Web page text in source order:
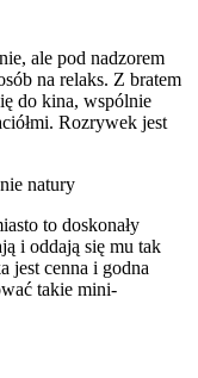
ale pod nadzorem
na relaks. Z bratem
do kina, wspólnie
Rozrywek jest
natury
to doskonały
i oddają się mu tak
jest cenna i godna
takie mini-